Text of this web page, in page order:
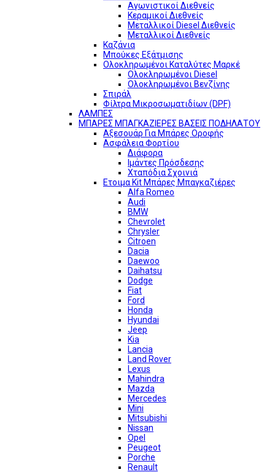
Αγωνιστικοί Διεθνείς
Κεραμικοί Διεθνείς
Μεταλλικοί Diesel Διεθνείς
Μεταλλικοί Διεθνείς
Καζάνια
Μπούκες Εξάτμισης
Ολοκληρωμένοι Καταλύτες Μαρκέ
Ολοκληρωμένοι Diesel
Ολοκληρωμένοι Βενζίνης
Σπιράλ
Φίλτρα Μικροσωματιδίων (DPF)
ΛΑΜΠΕΣ
ΜΠΑΡΕΣ ΜΠΑΓΚΑΖΙΕΡΕΣ ΒΑΣΕΙΣ ΠΟΔΗΛΑΤΟΥ
Αξεσουάρ Για Μπάρες Οροφής
Ασφάλεια Φορτίου
Διάφορα
Ιμάντες Πρόσδεσης
Χταπόδια Σχοινιά
Ετοιμα Kit Μπάρες Μπαγκαζιέρες
Alfa Romeo
Audi
BMW
Chevrolet
Chrysler
Citroen
Dacia
Daewoo
Daihatsu
Dodge
Fiat
Ford
Honda
Hyundai
Jeep
Kia
Lancia
Land Rover
Lexus
Mahindra
Mazda
Mercedes
Mini
Mitsubishi
Nissan
Opel
Peugeot
Porche
Renault